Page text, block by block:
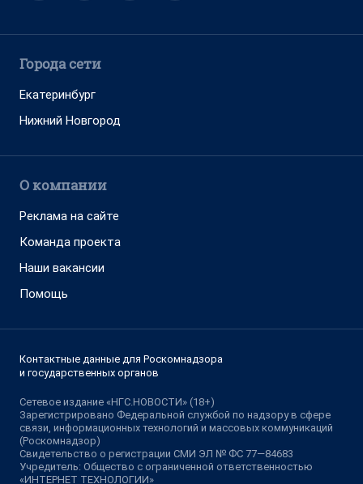
Города сети
Екатеринбург
Нижний Новгород
О компании
Реклама на сайте
Команда проекта
Наши вакансии
Помощь
Контактные данные для Роскомнадзора
и государственных органов
Сетевое издание «НГС.НОВОСТИ» (18+)
Зарегистрировано Федеральной службой по надзору в сфере
связи, информационных технологий и массовых коммуникаций
(Роскомнадзор)
Свидетельство о регистрации СМИ ЭЛ № ФС 77—84683
Учредитель: Общество с ограниченной ответственностью
«ИНТЕРНЕТ ТЕХНОЛОГИИ»